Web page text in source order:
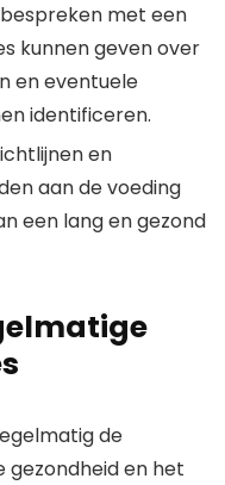
met een
kunnen geven over
en eventuele
identificeren.
en
aan de voeding
een lang en gezond
de
en het